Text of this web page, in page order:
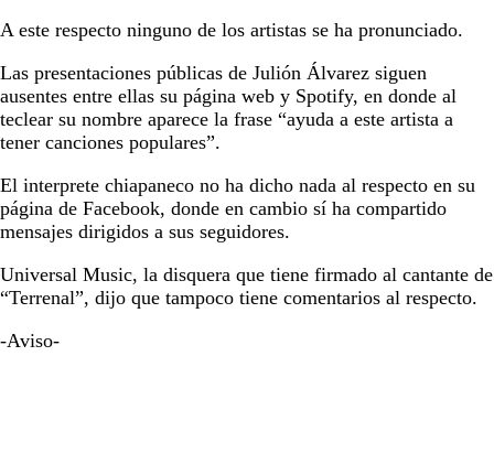
A este respecto ninguno de los artistas se ha pronunciado.
Las presentaciones públicas de Julión Álvarez siguen
ausentes entre ellas su página web y Spotify, en donde al
teclear su nombre aparece la frase “ayuda a este artista a
tener canciones populares”.
El interprete chiapaneco no ha dicho nada al respecto en su
página de Facebook, donde en cambio sí ha compartido
mensajes dirigidos a sus seguidores.
Universal Music, la disquera que tiene firmado al cantante de
“Terrenal”, dijo que tampoco tiene comentarios al respecto.
-Aviso-